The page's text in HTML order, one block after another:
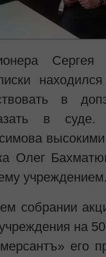
в
в
Олег
собрании
на
его